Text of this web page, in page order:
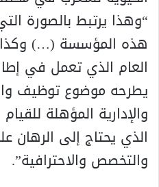
“وهذا يرتبط بالصورة
هذه المؤسسة (…) وكذا
العام الذي تعمل في
يطرحه موضوع توظيف
والإدارية المؤهلة
الذي يحتاج إلى الرهان
والتخصص والاحترافية”.